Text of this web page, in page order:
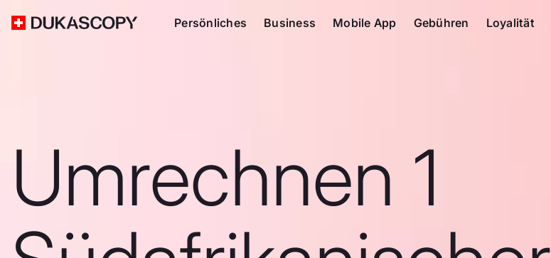
Persönliches Business Mobile App Gebühren Loyalität
Umrechnen 1